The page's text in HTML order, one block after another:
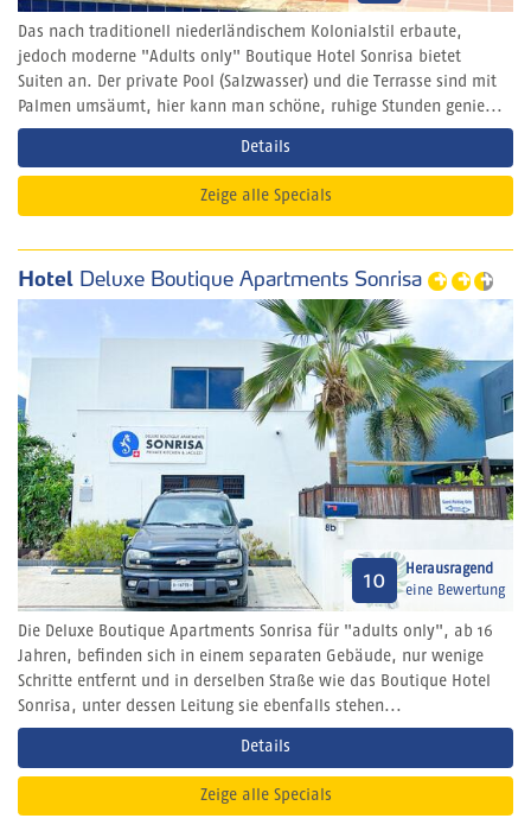
Das nach traditionell niederländischem Kolonialstil erbaute,
jedoch moderne "Adults only" Boutique Hotel Sonrisa bietet
Suiten an. Der private Pool (Salzwasser) und die Terrasse sind mit
Palmen umsäumt, hier kann man schöne, ruhige Stunden genie...
Details
Zeige alle Specials
Hotel Deluxe Boutique Apartments Sonrisa
10
Herausragend
eine Bewertung
Die Deluxe Boutique Apartments Sonrisa für "adults only", ab 16
Jahren, befinden sich in einem separaten Gebäude, nur wenige
Schritte entfernt und in derselben Straße wie das Boutique Hotel
Sonrisa, unter dessen Leitung sie ebenfalls stehen...
Details
Zeige alle Specials